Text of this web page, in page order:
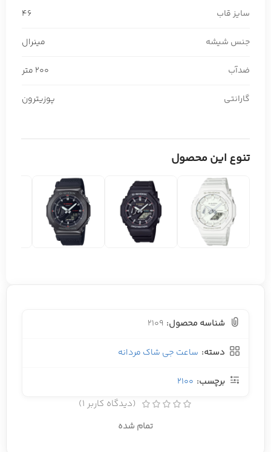
سایز قاب 46
جنس شیشه مینرال
ضدآب 200 متر
گارانتی پوزیترون
تنوع این محصول
شناسه محصول: 2109
دسته: ساعت جی شاک مردانه
برچسب: 2100
(دیدگاه کاربر 1
)
تمام شده